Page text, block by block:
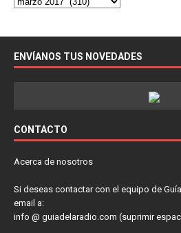
ENVÍANOS TUS NOVEDADES
CONTACTO
Acerca de nosotros
Si deseas contactar con el equipo de
email a:
info @ guiadelaradio.com (suprimir